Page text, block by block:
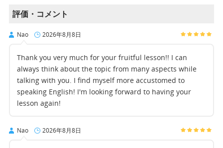
評価・コメント
Nao 2026年8月8日
Thank you very much for your fruitful lesson!! I can
always think about the topic from many aspects while
talking with you. I find myself more accustomed to
speaking English! I'm looking forward to having your
lesson again!
Nao 2026年8月8日